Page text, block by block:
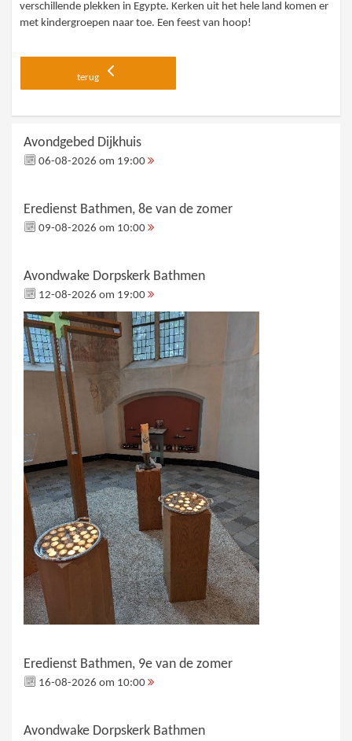
verschillende plekken in Egypte. Kerken uit het hele land komen er
met kindergroepen naar toe. Een feest van hoop!
terug
Avondgebed Dijkhuis
06-08-2026 om 19:00
Eredienst Bathmen, 8e van de zomer
09-08-2026 om 10:00
Avondwake Dorpskerk Bathmen
12-08-2026 om 19:00
Eredienst Bathmen, 9e van de zomer
16-08-2026 om 10:00
Avondwake Dorpskerk Bathmen